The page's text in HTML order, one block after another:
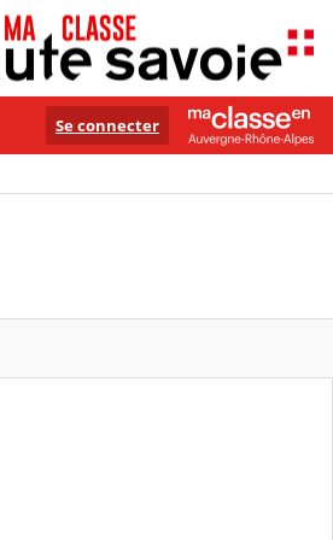
Se connecter